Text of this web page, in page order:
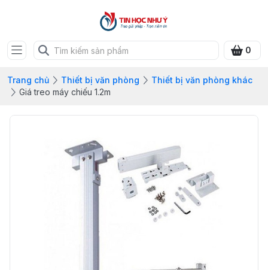
0
Trang chủ Thiết bị văn phòng
Thiết bị văn phòng khác
Giá treo máy chiếu 1.2m